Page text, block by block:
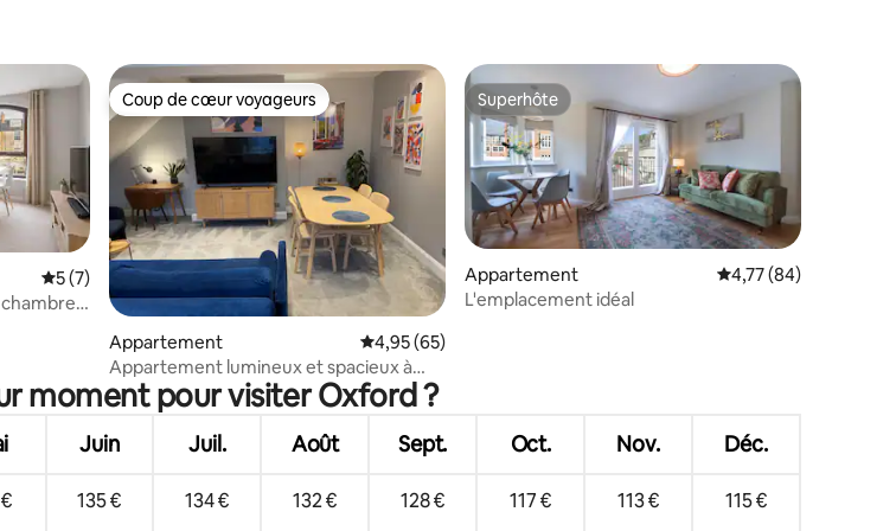
: 4,94 sur 5
Évaluation moyenne sur la base de 7 commentaires : 5 sur 5
5 (7)
Coup de cœur voyageurs
Coup de cœur voyageurs
Appartement Évaluation moyenne sur la base de 65 commentaires : 4,95 sur 5
4,95 (65)
Appartement lumineux et spacieux à
Jéricho
Superhôte
Superhôte
Appartement Évaluation moyenne
4,77 (84)
L'emplacement idéal
moment pour visiter Oxford ?
Juin Juil. Août Sept. Oct. Nov. Déc.
135 € 134 € 132 € 128 € 117 € 113 € 115 €